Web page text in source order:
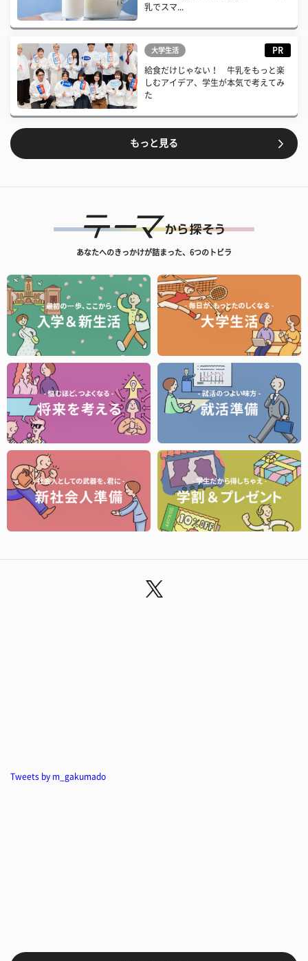
乳でスマ...
大学生活 PR
給食だけじゃない！ 牛乳をもっと楽
しむアイデア、学生が本気で考えてみ
た
もっと見る
あなたへのきっかけが詰まった、6つのトビラ
Tweets by m_gakumado